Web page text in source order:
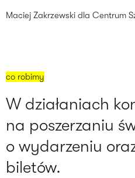
Maciej Zakrzewski dla Centrum
co robimy
W działaniach
na poszerzaniu
o wydarzeniu
biletów.